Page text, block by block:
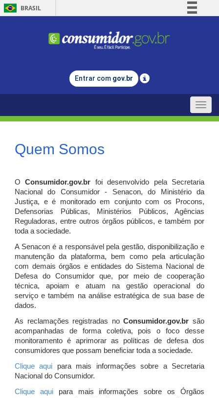
BRASIL
Comunica BR
Legislação
Entrar com gov.br
Toggle
Quem Somos
OConsumidor.gov.br
foi desenvolvido pela Secretaria
Nacional do Consumidor - Senacon, do Ministério da
Justiça, e é monitorado em conjunto com os Procons,
Defensorias Públicas, Ministérios Públicos, Agências
Reguladoras, entre outros órgãos públicos, e também por
toda a sociedade.
A Senacon é a responsável pela gestão, disponibilização e
manutenção da plataforma, bem como pela articulação
com demais órgãos e entidades do Sistema Nacional de
Defesa do Consumidor que, por meio de cooperação
técnica, apoiam e atuam na gestão operacional do
serviço e também na análise estratégica de sua base de
dados.
As reclamações registradas noConsumidor.gov.br são
acompanhadas de forma coletiva, pois o foco desse
monitoramento é aprimorar as políticas de defesa dos
consumidores que possam beneficiar toda a sociedade.
Clique aqui para mais informações sobre a Secretaria
Nacional do Consumidor.
Clique aquipara mais informações sobre os Órgãos